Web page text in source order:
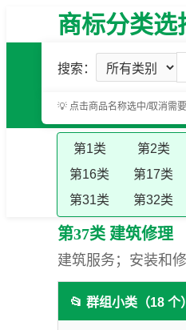
商标分类选
搜索：
💡 点击商品名称选中/取消需
第1类 第2类
第16类
第17类
第31类
第32类
第37类 建筑修理
建筑服务；安装和
📂 群组小类（18 个）